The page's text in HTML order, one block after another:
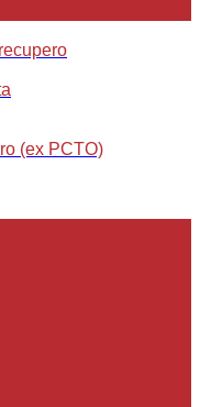
(ex PCTO)